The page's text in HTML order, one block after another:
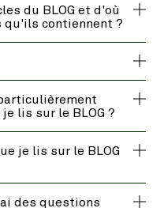
du BLOG et d'où
qu'ils contiennent ?
lis sur le BLOG ?
je lis sur le BLOG
des questions